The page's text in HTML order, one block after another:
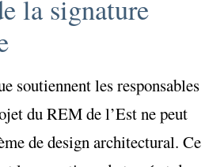
la signature
soutiennent les responsables
du REM de l’Est ne peut
de design architectural. Ce